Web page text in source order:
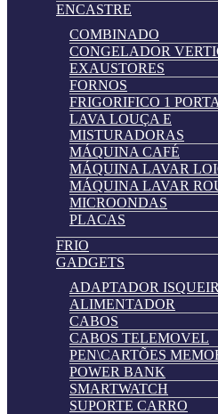
ENCASTRE
COMBINADO
CONGELADOR
EXAUSTORES
FORNOS
FRIGORIFICO 1 PORTA
LAVA LOUÇA E
MISTURADORAS
MÁQUINA CAFÉ
MÁQUINA LAVAR
MÁQUINA LAVAR
MICROONDAS
PLACAS
FRIO
GADGETS
ADAPTADOR
ALIMENTADOR
CABOS
CABOS TELEMOVEL
PEN\CARTÕES
POWER BANK
SMARTWATCH
SUPORTE CARRO